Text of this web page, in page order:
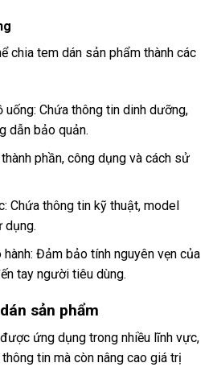
chia tem dán sản phẩm thành các
Chứa thông tin dinh dưỡng,
dẫn bảo quản.
phần, công dụng và cách sử
Chứa thông tin kỹ thuật, model
dụng.
Đảm bảo tính nguyên vẹn của
tay người tiêu dùng.
sản phẩm
ứng dụng trong nhiều lĩnh vực,
tin mà còn nâng cao giá trị